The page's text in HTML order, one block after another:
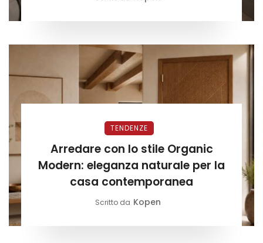
TENDENZE
Arredare con lo stile Organic
Modern: eleganza naturale per la
casa contemporanea
Scritto da Kopen